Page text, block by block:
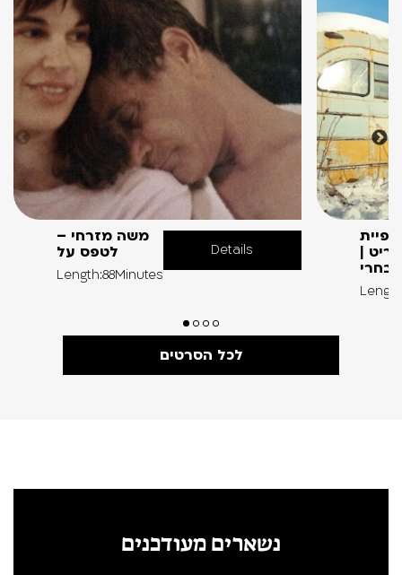
משה מזרחי –
לטפס על
Length:88Minutes
Details
|
נבחרי
לכל הסרטים
נשארים מעודכנים